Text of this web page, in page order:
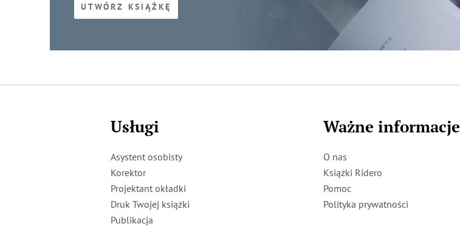
UTWÓRZ KSIĄŻKĘ
Usługi
Asystent osobisty
Korektor
Projektant okładki
Druk Twojej książki
Publikacja
Ważne informacje
O nas
Książki Ridero
Pomoc
Polityka prywatności